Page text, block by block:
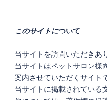
ョ
ン
このサイトについて
当サイトを訪問いただきあ
当サイトはペットサロン様
案内させていただくサイト
当サイトに掲載されている